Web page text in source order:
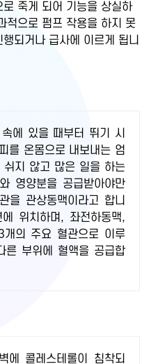
죽게 되어 기능을 상실하
적으로 펌프 작용을 하지 못
되거나 급사에 이르게 됩니
에 있을 때부터 뛰기 시
를 온몸으로 내보내는 엄
지 않고 많은 일을 하는
영양분을 공급받아야만
을 관상동맥이라고 합니
위치하며, 좌전하동맥,
개의 주요 혈관으로 이루
른 부위에 혈액을 공급합
에 콜레스테롤이 침착되